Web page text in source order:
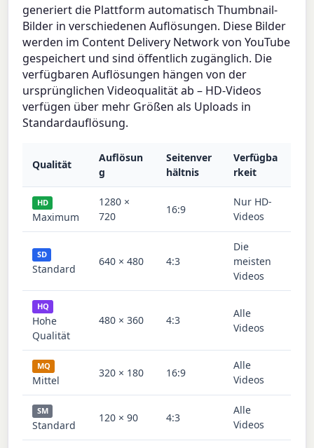
generiert die Plattform automatisch Thumbnail-
Bilder in verschiedenen Auflösungen. Diese Bilder
werden im Content Delivery Network von YouTube
gespeichert und sind öffentlich zugänglich. Die
verfügbaren Auflösungen hängen von der
ursprünglichen Videoqualität ab – HD-Videos
verfügen über mehr Größen als Uploads in
Standardauflösung.
Qualität
Auflösun
g
Seitenver
hältnis
Verfügba
rkeit
HD
Maximum
1280 ×
720
16:9
Nur HD-
Videos
SD
Standard
640 × 480 4:3
Die
meisten
Videos
HQ
Hohe
Qualität
480 × 360 4:3
Alle
Videos
MQ
Mittel
320 × 180 16:9
Alle
Videos
SM
Standard
120 × 90 4:3
Alle
Videos